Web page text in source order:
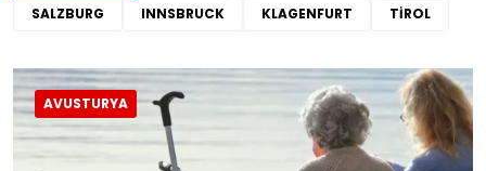
SALZBURG
INNSBRUCK KLAGENFURT TIROL
AVUSTURYA